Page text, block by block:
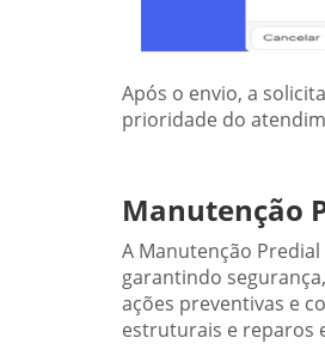
Após o envio, a
prioridade do
Manutenção
A Manutenção
garantindo
ações preventivas e
estruturais e reparos